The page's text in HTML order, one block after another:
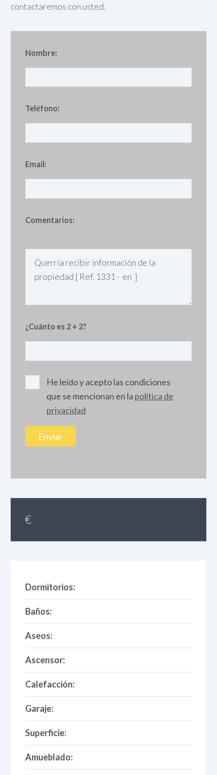
contactaremos con usted.
Nombre:
Teléfono:
Email:
Comentarios:
¿Cuánto es 2 + 2?
He leído y acepto las condiciones
que se mencionan en la política de
privacidad
€
Dormitorios:
Baños:
Aseos:
Ascensor:
Calefacción:
Garaje:
Superficie:
Amueblado: